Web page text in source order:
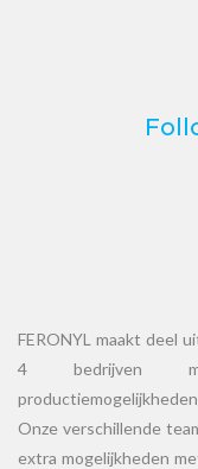
FERONYL maakt deel
4 bedrijven
Onze verschillende
extra mogelijkheden